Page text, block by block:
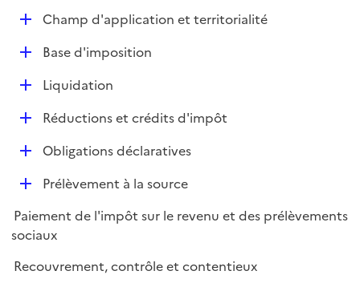
p
l
i
e
DChamp d'application et territorialité
DBase d'imposition
DLiquidation
D
e
r
Réductions et crédits d'impôt
D
i
e
r
Obligations déclaratives
D
p
l
i
Prélèvement à la source
Paiement de l'impôt sur le revenu et des prélèvements
sociaux
Recouvrement, contrôle et contentieux